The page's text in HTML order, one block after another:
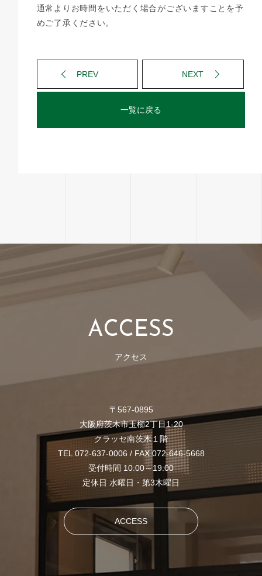
通常よりお時間をいただく場合がございますことを予
めご了承ください。
PREV NEXT
一覧に戻る
ACCESS
アクセス
〒567-0895
大阪府茨木市玉櫛2丁目1-20
クラッセ南茨木１階
TEL 072-637-0006 / FAX 072-646-5668
受付時間 10:00～19:00
定休日 水曜日・第3木曜日
ACCESS